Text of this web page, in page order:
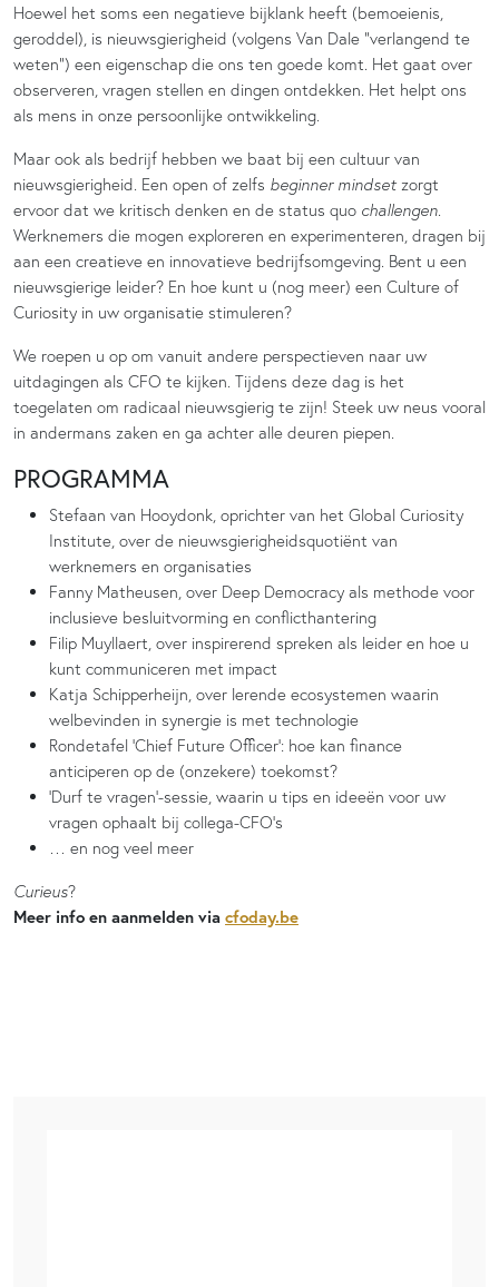
Hoewel het soms een negatieve bijklank heeft (bemoeienis,
geroddel), is nieuwsgierigheid (volgens Van Dale “verlangend te
weten”) een eigenschap die ons ten goede komt. Het gaat over
observeren, vragen stellen en dingen ontdekken. Het helpt ons
als mens in onze persoonlijke ontwikkeling.
Maar ook als bedrijf hebben we baat bij een cultuur van
nieuwsgierigheid. Een open of zelfs beginner mindset zorgt
ervoor dat we kritisch denken en de status quo challengen.
Werknemers die mogen exploreren en experimenteren, dragen bij
aan een creatieve en innovatieve bedrijfsomgeving. Bent u een
nieuwsgierige leider? En hoe kunt u (nog meer) een Culture of
Curiosity in uw organisatie stimuleren?
We roepen u op om vanuit andere perspectieven naar uw
uitdagingen als CFO te kijken. Tijdens deze dag is het
toegelaten om radicaal nieuwsgierig te zijn! Steek uw neus vooral
in andermans zaken en ga achter alle deuren piepen.
PROGRAMMA
Stefaan van Hooydonk, oprichter van het Global Curiosity
Institute, over de nieuwsgierigheidsquotiënt van
werknemers en organisaties
Fanny Matheusen, over Deep Democracy als methode voor
inclusieve besluitvorming en conflicthantering
Filip Muyllaert, over inspirerend spreken als leider en hoe u
kunt communiceren met impact
Katja Schipperheijn, over lerende ecosystemen waarin
welbevinden in synergie is met technologie
Rondetafel ‘Chief Future Officer’: hoe kan finance
anticiperen op de (onzekere) toekomst?
‘Durf te vragen’-sessie, waarin u tips en ideeën voor uw
vragen ophaalt bij collega-CFO’s
… en nog veel meer
Curieus?
Meer info en aanmelden via cfoday.be